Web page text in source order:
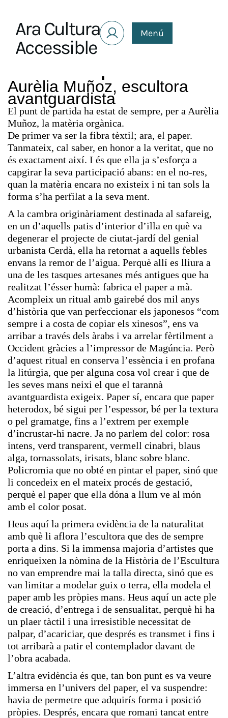
Ara Cultura
Accessible
Menú
Aurèlia Muñoz, escultora
avantguardista
El punt de partida ha estat de sempre, per a Aurèlia
Muñoz, la matèria orgànica.
De primer va ser la fibra tèxtil; ara, el paper.
Tanmateix, cal saber, en honor a la veritat, que no
és exactament així. I és que ella ja s’esforça a
capgirar la seva participació abans: en el no-res,
quan la matèria encara no existeix i ni tan sols la
forma s’ha perfilat a la seva ment.
A la cambra originàriament destinada al safareig,
en un d’aquells patis d’interior d’illa en què va
degenerar el projecte de ciutat-jardí del genial
urbanista Cerdà, ella ha retornat a aquells febles
envans la remor de l’aigua. Perquè allí es lliura a
una de les tasques artesanes més antigues que ha
realitzat l’ésser humà: fabrica el paper a mà.
Acompleix un ritual amb gairebé dos mil anys
d’història que van perfeccionar els japonesos “com
sempre i a costa de copiar els xinesos”, ens va
arribar a través dels àrabs i va arrelar fèrtilment a
Occident gràcies a l’impressor de Magúncia. Però
d’aquest ritual en conserva l’essència i en profana
la litúrgia, que per alguna cosa vol crear i que de
les seves mans neixi el que el tarannà
avantguardista exigeix. Paper sí, encara que paper
heterodox, bé sigui per l’espessor, bé per la textura
o pel gramatge, fins a l’extrem per exemple
d’incrustar-hi nacre. Ja no parlem del color: rosa
intens, verd transparent, vermell cinabri, blaus
alga, tornassolats, irisats, blanc sobre blanc.
Policromia que no obté en pintar el paper, sinó que
li concedeix en el mateix procés de gestació,
perquè el paper que ella dóna a llum ve al món
amb el color posat.
Heus aquí la primera evidència de la naturalitat
amb què li aflora l’escultora que des de sempre
porta a dins. Si la immensa majoria d’artistes que
enriqueixen la nòmina de la Història de l’Escultura
no van emprendre mai la talla directa, sinó que es
van limitar a modelar guix o terra, ella modela el
paper amb les pròpies mans. Heus aquí un acte ple
de creació, d’entrega i de sensualitat, perquè hi ha
un plaer tàctil i una irresistible necessitat de
palpar, d’acariciar, que després es transmet i fins i
tot arribarà a patir el contemplador davant de
l’obra acabada.
L’altra evidència és que, tan bon punt es va veure
immersa en l’univers del paper, el va suspendre:
havia de permetre que adquirís forma i posició
pròpies. Després, encara que romani tancat entre